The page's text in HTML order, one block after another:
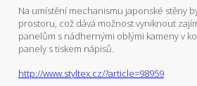
Na umístění mechanismu japonské stěny
prostoru, což dává možnost vyniknout
panelům s nádhernými oblými kameny v
panely s tiskem nápisů.
http://www.styltex.cz/?article=98959